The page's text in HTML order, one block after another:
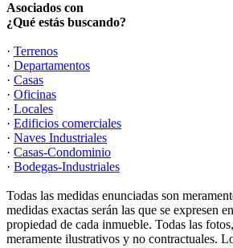
Asociados con
¿Qué estás buscando?
· Terrenos
· Departamentos
· Casas
· Oficinas
· Locales
· Edificios comerciales
· Naves Industriales
· Casas-Condominio
· Bodegas-Industriales
Todas las medidas enunciadas son
medidas exactas serán las que se expresen
propiedad de cada inmueble. Todas las
meramente ilustrativos y no contractuales.